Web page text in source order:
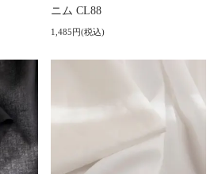
ニム CL88
1,485円(税込)